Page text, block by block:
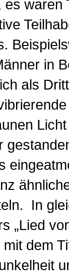
waren
in
als
In
„Lied
dem